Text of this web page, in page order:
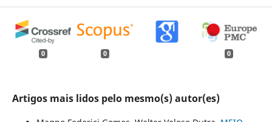
0 0 0
Artigos mais lidos pelo mesmo(s) autor(es)